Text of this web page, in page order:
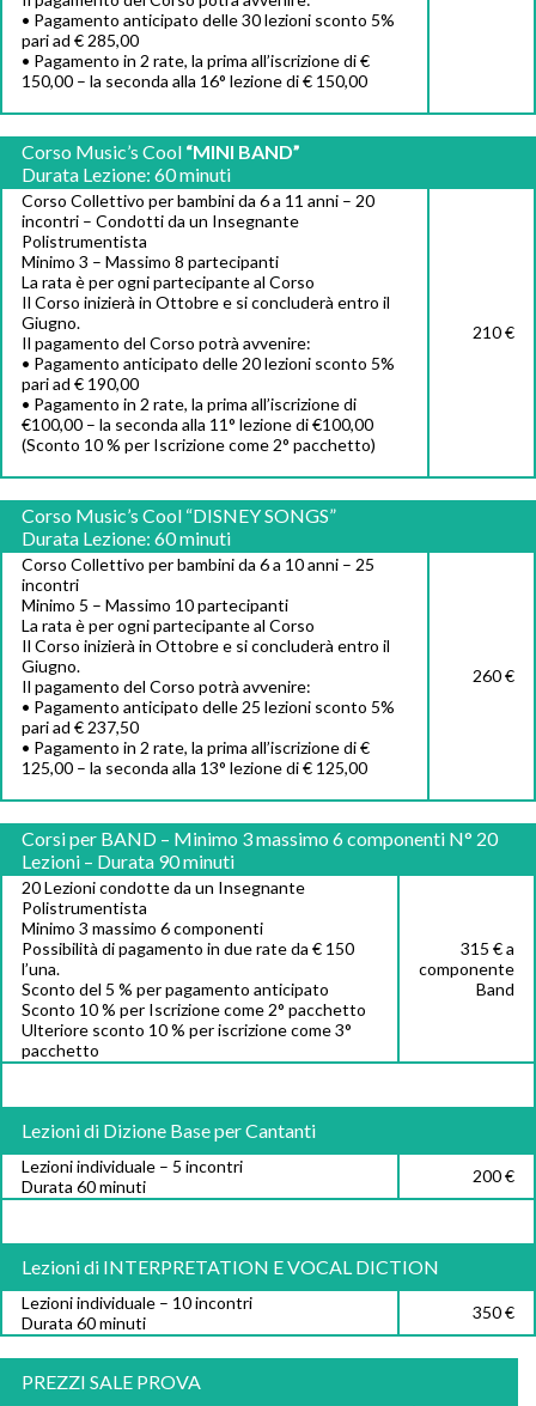
• Pagamento anticipato delle 30 lezioni sconto 5%
pari ad € 285,00
• Pagamento in 2 rate, la prima all’iscrizione di €
150,00 – la seconda alla 16° lezione di € 150,00
Corso Music’s Cool “MINI BAND”
Durata Lezione: 60 minuti
Corso Collettivo per bambini da 6 a 11 anni – 20
incontri – Condotti da un Insegnante
Polistrumentista
Minimo 3 – Massimo 8 partecipanti
La rata è per ogni partecipante al Corso
Il Corso inizierà in Ottobre e si concluderà entro il
Giugno.
Il pagamento del Corso potrà avvenire:
• Pagamento anticipato delle 20 lezioni sconto 5%
pari ad € 190,00
• Pagamento in 2 rate, la prima all’iscrizione di
€100,00 – la seconda alla 11° lezione di €100,00
(Sconto 10 % per Iscrizione come 2° pacchetto)
210 €
Corso Music’s Cool “DISNEY SONGS”
Durata Lezione: 60 minuti
Corso Collettivo per bambini da 6 a 10 anni – 25
incontri
Minimo 5 – Massimo 10 partecipanti
La rata è per ogni partecipante al Corso
Il Corso inizierà in Ottobre e si concluderà entro il
Giugno.
Il pagamento del Corso potrà avvenire:
• Pagamento anticipato delle 25 lezioni sconto 5%
pari ad € 237,50
• Pagamento in 2 rate, la prima all’iscrizione di €
125,00 – la seconda alla 13° lezione di € 125,00
260 €
Corsi per BAND – Minimo 3 massimo 6 componenti N° 20
Lezioni – Durata 90 minuti
20 Lezioni condotte da un Insegnante
Polistrumentista
Minimo 3 massimo 6 componenti
Possibilità di pagamento in due rate da € 150
l’una.
Sconto del 5 % per pagamento anticipato
Sconto 10 % per Iscrizione come 2° pacchetto
Ulteriore sconto 10 % per iscrizione come 3°
pacchetto
315 € a
componente
Band
Lezioni di Dizione Base per Cantanti
Lezioni individuale – 5 incontri
Durata 60 minuti
200 €
Lezioni di INTERPRETATION E VOCAL DICTION
Lezioni individuale – 10 incontri
Durata 60 minuti
350 €
PREZZI SALE PROVA